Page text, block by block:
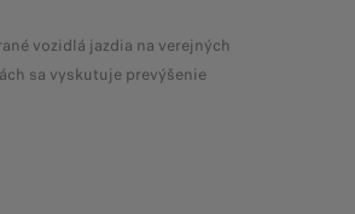
vozidlá jazdia na verejných
sa vyskutuje prevýšenie